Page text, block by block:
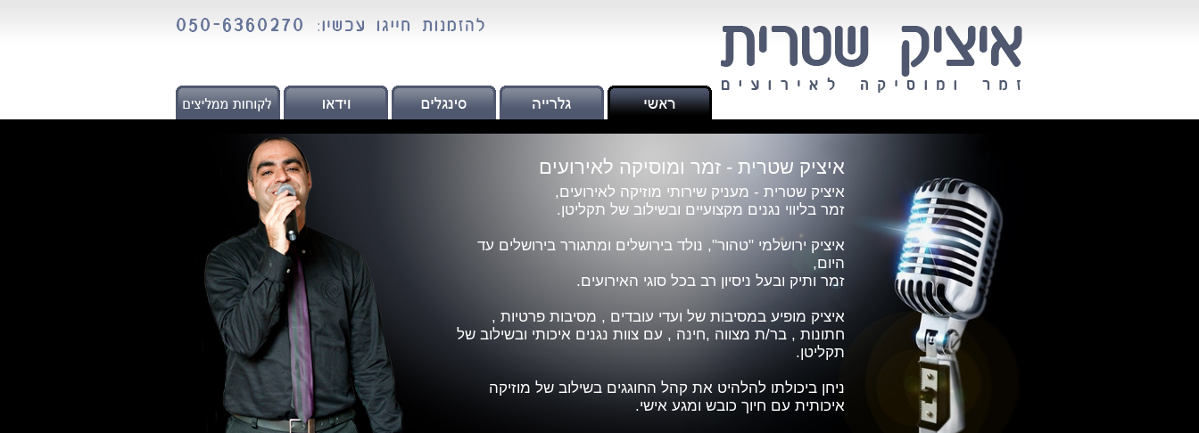
איציק שטרית - זמר ומוסיקה לאירועים
איציק שטרית - מעניק שירותי מוזיקה לאירועים,
זמר בליווי נגנים מקצועיים ובשילוב של תקליטן.
איציק ירושלמי "טהור", נולד בירושלים ומתגורר בירושלים עד
היום,
זמר ותיק ובעל ניסיון רב בכל סוגי האירועים.
איציק מופיע במסיבות של ועדי עובדים , מסיבות פרטיות ,
חתונות , בר/ת מצווה ,חינה , עם צוות נגנים איכותי ובשילוב של
תקליטן.
ניחן ביכולתו להלהיט את קהל החוגגים בשילוב של מוזיקה
איכותית עם חיוך כובש ומגע אישי.